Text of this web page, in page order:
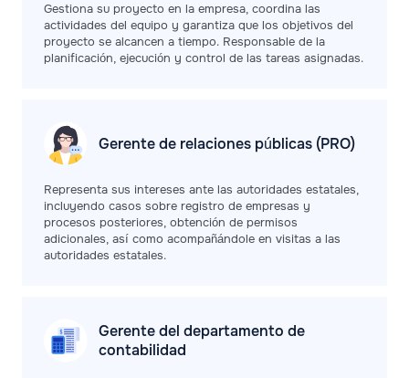
Gestiona su proyecto en la empresa, coordina las
actividades del equipo y garantiza que los objetivos del
proyecto se alcancen a tiempo. Responsable de la
planificación, ejecución y control de las tareas asignadas.
Gerente de relaciones públicas (PRO)
Representa sus intereses ante las autoridades estatales,
incluyendo casos sobre registro de empresas y
procesos posteriores, obtención de permisos
adicionales, así como acompañándole en visitas a las
autoridades estatales.
Gerente del departamento de
contabilidad